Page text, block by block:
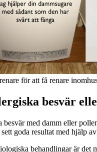
för att få renare
besvär
besvär med damm eller
goda resultat med hjälp
behandlingar är det